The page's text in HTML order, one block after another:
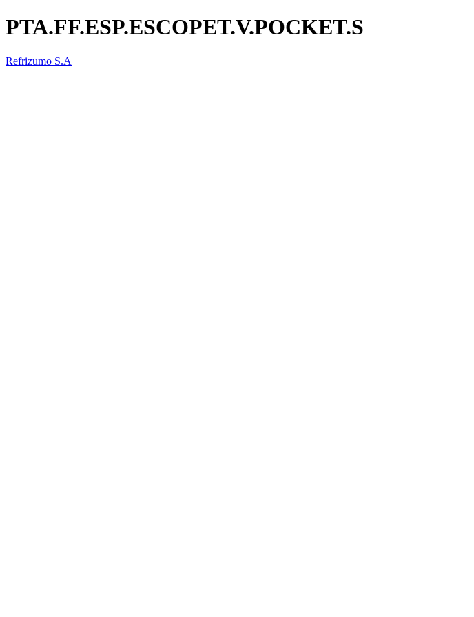
PTA.FF.ESP.ESCOPET.V.POCKET.S
Refrizumo S.A